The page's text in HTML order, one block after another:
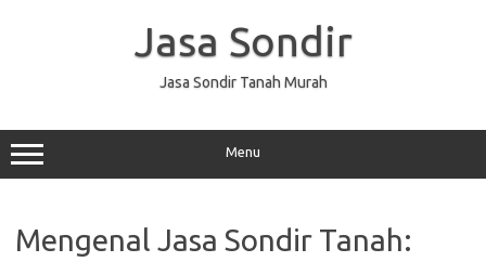
Jasa Sondir
Jasa Sondir Tanah Murah
Menu
Mengenal Jasa Sondir Tanah: